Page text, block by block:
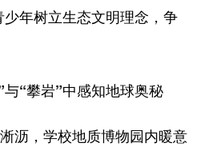
金融 汽车
时尚 悦读
年树立生态文明理念，争
与“攀岩”中感知地球奥秘
沥，学校地质博物园内暖意